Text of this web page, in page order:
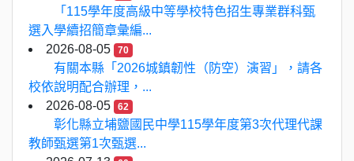
「115學年度高級中等學校特色招生專業群科甄
選入學續招簡章彙編...
2026-08-05
70
有關本縣「2026城鎮韌性（防空）演習」，請各
校依說明配合辦理，...
2026-08-05
62
彰化縣立埔鹽國民中學115學年度第3次代理代課
教師甄選第1次甄選...